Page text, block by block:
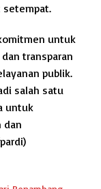
setempat.
untuk
transparan
publik.
salah satu
untuk
dan